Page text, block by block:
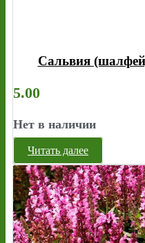
Сальвия
5.00
Нет в наличии
Читать далее